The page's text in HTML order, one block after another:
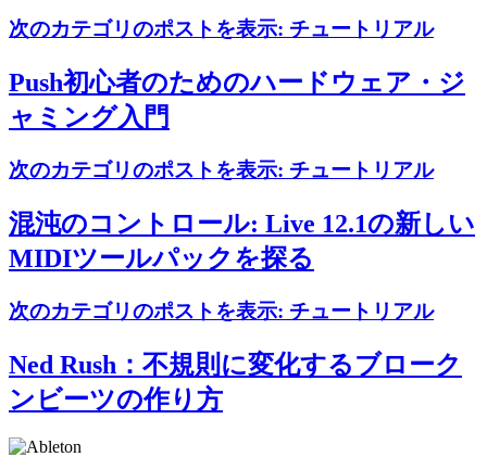
次のカテゴリのポストを表示: チュートリアル
Push初心者のためのハードウェア・ジ
ャミング入門
次のカテゴリのポストを表示: チュートリアル
混沌のコントロール: Live 12.1の新しい
MIDIツールパックを探る
次のカテゴリのポストを表示: チュートリアル
Ned Rush：不規則に変化するブローク
ンビーツの作り方